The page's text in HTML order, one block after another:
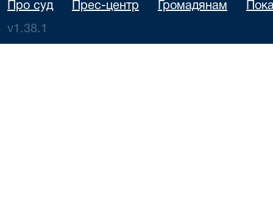
Про суд Прес-центр Громадянам
v1.38.1